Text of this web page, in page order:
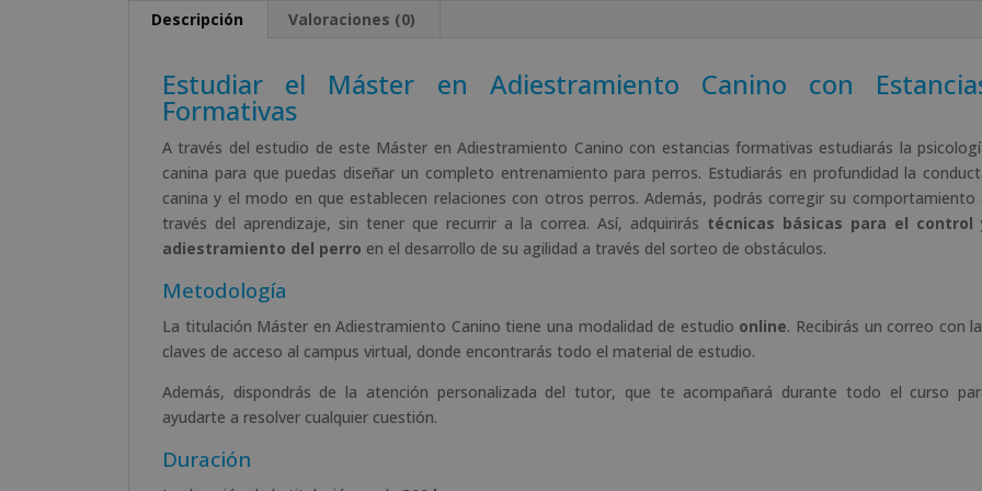
t
e
:
Descripción Valoraciones (0)
Estudiar el Máster en Adiestramiento Canino con
Formativas
A través del estudio de este Máster en Adiestramiento Canino con estancias formativas estudiarás la
canina para que puedas diseñar un completo entrenamiento para perros. Estudiarás en profundidad la
canina y el modo en que establecen relaciones con otros perros. Además, podrás corregir su comportamiento
través del aprendizaje, sin tener que recurrir a la correa. Así, adquirirás técnicas básicas para el control
adiestramiento del perro en el desarrollo de su agilidad a través del sorteo de obstáculos.
Metodología
La titulación Máster en Adiestramiento Canino tiene una modalidad de estudio online. Recibirás un correo con
claves de acceso al campus virtual, donde encontrarás todo el material de estudio.
Además, dispondrás de la atención personalizada del tutor, que te acompañará durante todo el curso
ayudarte a resolver cualquier cuestión.
Duración